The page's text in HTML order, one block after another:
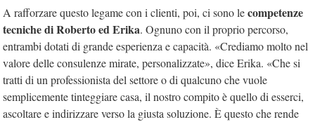
A rafforzare questo legame con i clienti, poi, ci sono lecompetenze
tecniche di Roberto ed Erika. Ognuno con il proprio percorso,
entrambi dotati di grande esperienza e capacità. «Crediamo molto nel
valore delle consulenze mirate, personalizzate», dice Erika. «Che si
tratti di un professionista del settore o di qualcuno che vuole
semplicemente tinteggiare casa, il nostro compito è quello di esserci,
ascoltare e indirizzare verso la giusta soluzione. È questo che rende